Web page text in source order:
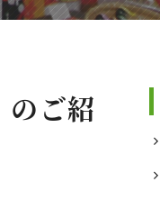
ご紹